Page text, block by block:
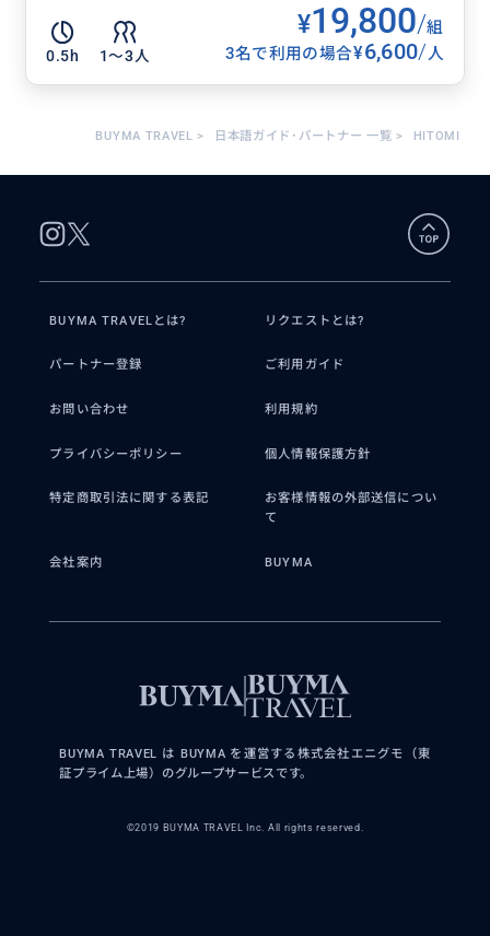
0.5h 1〜3人
¥19,800/組
3名で利用の場合¥6,600/人
BUYMA TRAVEL > 日本語ガイド･パートナー 一覧 > HITOMI
BUYMA TRAVELとは? リクエストとは?
パートナー登録 ご利用ガイド
お問い合わせ 利用規約
プライバシーポリシー 個人情報保護方針
特定商取引法に関する表記
お客様情報の外部送信につい
て
会社案内 BUYMA
BUYMA TRAVEL は BUYMA を運営する株式会社エニグモ（東
証プライム上場）のグループサービスです。
©2019 BUYMA TRAVEL Inc. All rights reserved.